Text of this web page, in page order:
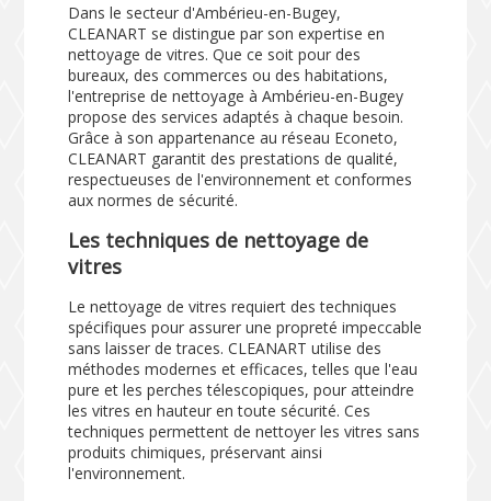
Dans le secteur d'Ambérieu-en-Bugey,
CLEANART se distingue par son expertise en
nettoyage de vitres. Que ce soit pour des
bureaux, des commerces ou des habitations,
l'entreprise de nettoyage à Ambérieu-en-Bugey
propose des services adaptés à chaque besoin.
Grâce à son appartenance au réseau Econeto,
CLEANART garantit des prestations de qualité,
respectueuses de l'environnement et conformes
aux normes de sécurité.
Les techniques de nettoyage de
vitres
Le nettoyage de vitres requiert des techniques
spécifiques pour assurer une propreté impeccable
sans laisser de traces. CLEANART utilise des
méthodes modernes et efficaces, telles que l'eau
pure et les perches télescopiques, pour atteindre
les vitres en hauteur en toute sécurité. Ces
techniques permettent de nettoyer les vitres sans
produits chimiques, préservant ainsi
l'environnement.